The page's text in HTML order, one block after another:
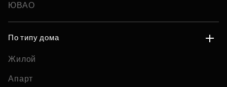
ЮВАО
По типу дома
Жилой
Апарт